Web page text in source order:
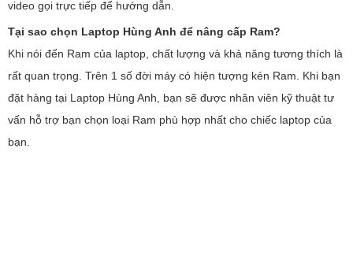
video gọi trực tiếp để hướng dẫn.
Tại sao chọn Laptop Hùng Anh để nâng cấp Ram?
Khi nói đến Ram của laptop, chất lượng và khả năng tương thích là
rất quan trọng. Trên 1 số đời máy có hiện tượng kén Ram. Khi bạn
đặt hàng tại Laptop Hùng Anh, bạn sẽ được nhân viên kỹ thuật tư
vấn hỗ trợ bạn chọn loại Ram phù hợp nhất cho chiếc laptop của
bạn.